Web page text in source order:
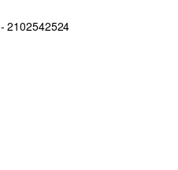
2102542524